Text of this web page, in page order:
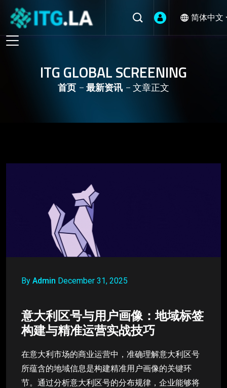
简体中文
ITG GLOBAL SCREENING
首页 最新资讯 文章正文
By Admin December 31, 2025
意大利区号与用户画像：地域标签
构建与精准运营实战技巧
在意大利市场的商业运营中，准确理解意大利区号
所蕴含的地域信息是构建精准用户画像的关键环
节。通过分析意大利区号的分布规律，企业能够将